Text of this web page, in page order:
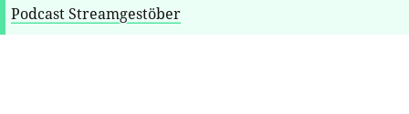
Podcast Streamgestöber